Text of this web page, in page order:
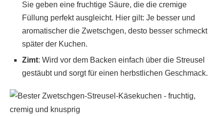
Sie geben eine fruchtige Säure, die die cremige
Füllung perfekt ausgleicht. Hier gilt: Je besser und
aromatischer die Zwetschgen, desto besser schmeckt
später der Kuchen.
Zimt: Wird vor dem Backen einfach über die Streusel
gestäubt und sorgt für einen herbstlichen Geschmack.